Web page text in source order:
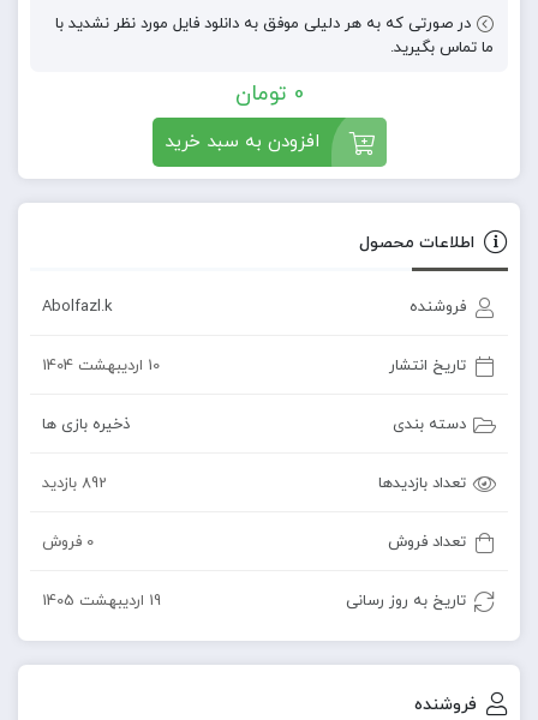
در صورتی که به هر دلیلی موفق به دانلود فایل مورد نظر نشدید با
ما تماس بگیرید.
0 تومان
افزودن به سبد خرید
اطلاعات محصول
فروشنده Abolfazl.k
تاریخ انتشار 10 اردیبهشت 1404
دسته بندی ذخیره بازی ها
تعداد بازدیدها 892 بازدید
تعداد فروش 0 فروش
تاریخ به روز رسانی 19 اردیبهشت 1405
فروشنده